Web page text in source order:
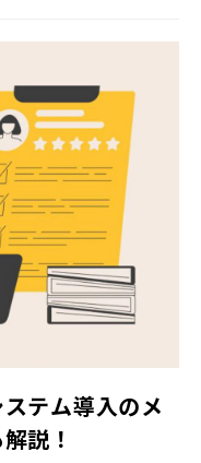
テム導入のメ
説！